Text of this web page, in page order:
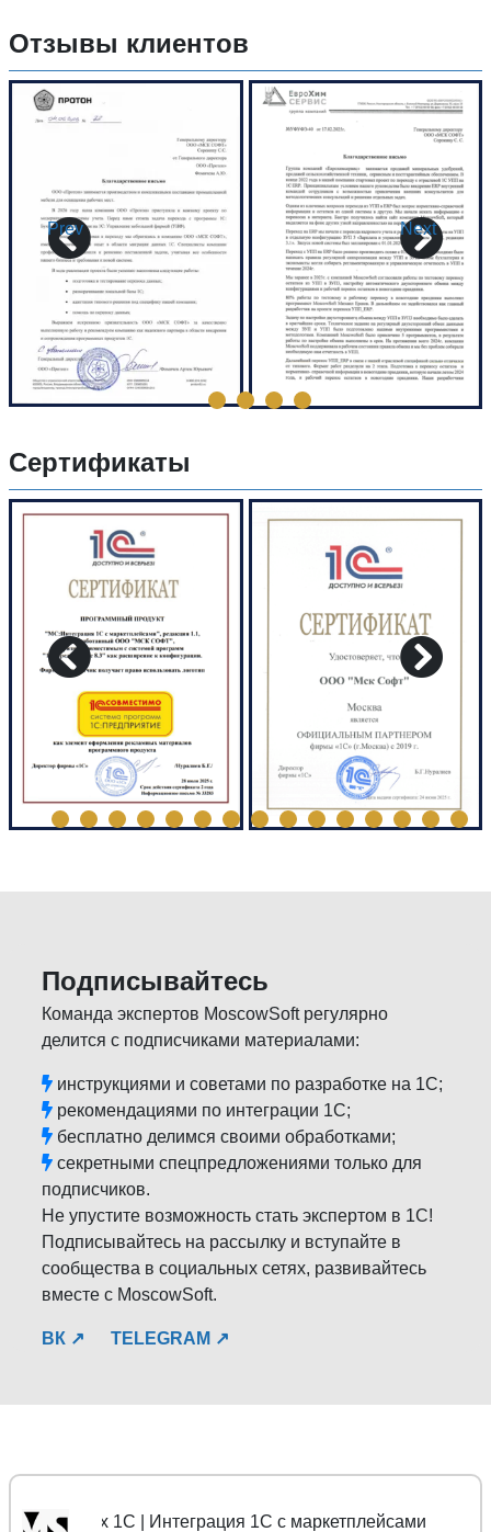
Отзывы клиентов
Prev Next
Сертификаты
Подписывайтесь
Команда экспертов MoscowSoft регулярно
делится с подписчиками материалами:
инструкциями и советами по разработке на 1С;
рекомендациями по интеграции 1С;
бесплатно делимся своими обработками;
секретными спецпредложениями только для
подписчиков.
Не упустите возможность стать экспертом в 1С!
Подписывайтесь на рассылку и вступайте в
сообщества в социальных сетях, развивайтесь
вместе с MoscowSoft.
ВК ↗ TELEGRAM ↗
1С | Интеграция 1С с маркетплейсами